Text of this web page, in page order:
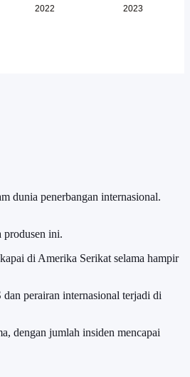
dunia penerbangan internasional.
produsen ini.
di Amerika Serikat selama hampir
perairan internasional terjadi di
dengan jumlah insiden mencapai